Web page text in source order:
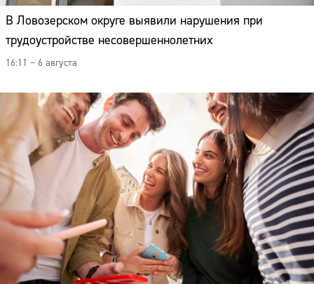
В Ловозерском округе выявили нарушения при
трудоустройстве несовершеннолетних
16:11 – 6 августа